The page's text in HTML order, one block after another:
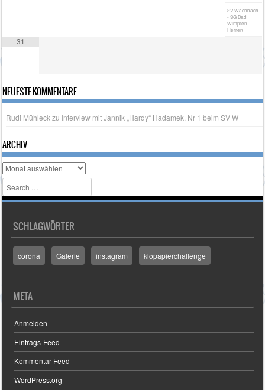
SV Wachbach
- SG Bad
Wimpfen
Herren
31
NEUESTE KOMMENTARE
Rudi Mühleck zu Interview mit Jannik „Hardy“ Hadamek, Nr 1 beim SV W
ARCHIV
Archiv
Search
SCHLAGWÖRTER
corona Galerie instagram klopapierchallenge
META
Anmelden
Eintrags-Feed
Kommentar-Feed
WordPress.org